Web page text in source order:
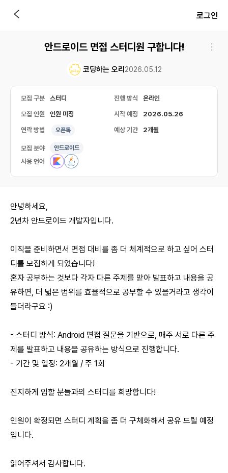
로그인
안드로이드 면접 스터디원 구합니다!
코딩하는 오리 2026.05.12
모집 구분 스터디 진행 방식 온라인
모집 인원 인원 미정 시작 예정 2026.05.26
연락 방법 오픈톡 예상 기간 2개월
모집 분야 안드로이드
사용 언어
안녕하세요,
2년차 안드로이드 개발자입니다.
이직을 준비하면서 면접 대비를 좀 더 체계적으로 하고 싶어 스터
디를 모집하게 되었습니다!
혼자 공부하는 것보다 각자 다른 주제를 맡아 발표하고 내용을 공
유하면, 더 넓은 범위를 효율적으로 공부할 수 있을거라고 생각이
들더라구요 :)
- 스터디 방식: Android 면접 질문을 기반으로, 매주 서로 다른 주
제를 발표하고 내용을 공유하는 방식으로 진행합니다.
- 기간 및 일정: 2개월 / 주 1회
진지하게 임할 분들과의 스터디를 희망합니다!
인원이 확정되면 스터디 계획을 좀 더 구체화해서 공유 드릴 예정
입니다.
읽어주셔서 감사합니다.